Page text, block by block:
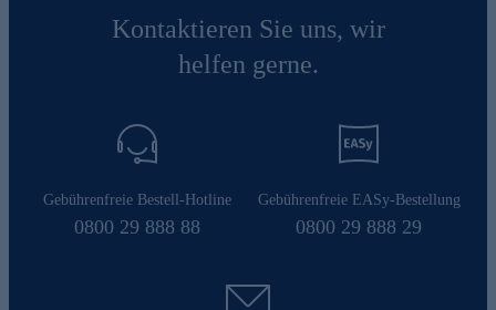
Kontaktieren Sie uns, wir
helfen gerne.
Gebührenfreie Bestell-Hotline
0800 29 888 88
Gebührenfreie EASy-Bestellung
0800 29 888 29